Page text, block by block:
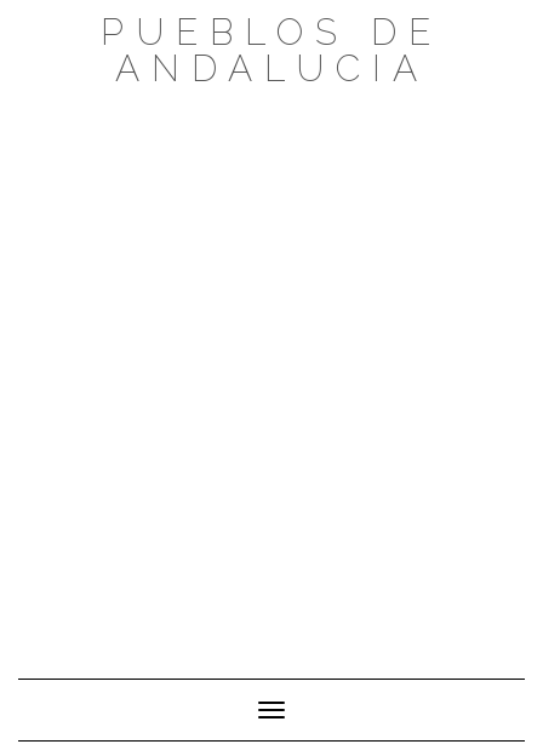
PUEBLOS DE
ANDALUCIA
Cambiar modo de navegación